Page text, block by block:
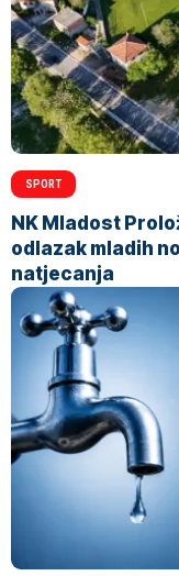
SPORT
NK Mladost
odlazak mladih
natjecanja